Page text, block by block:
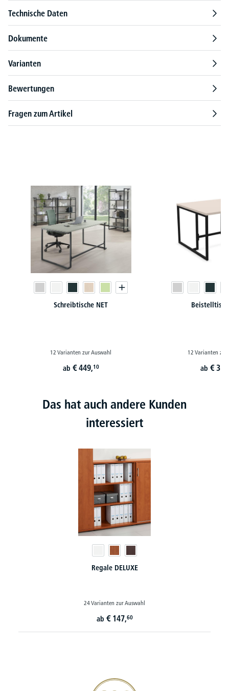
Technische Daten
Dokumente
Varianten
Bewertungen
Fragen zum Artikel
Schreibtische NET
12 Varianten zur Auswahl
ab € 449,10
12 Varianten zur
ab €
Das hat auch andere Kunden
interessiert
Regale DELUXE
24 Varianten zur Auswahl
ab € 147,60
20€ Gutschein sichern